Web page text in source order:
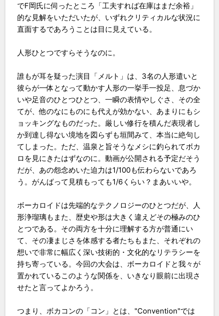
でF岡氏に伺ったところ「工夫すれば在庫はまだ余裕」
的な見解をいただいたが、いずれクリティカルな状況に
直面するであろうことは目に見えている。
人形ひとつですらそうなのに。
誰もが耳を疑った演目「メルト」は、3名の人形遣いと
彼らが一体となって動かす人形の一挙手一投足、息づか
いや足音のひとつひとつ、一瞬の表情やしぐさ、その全
てが、他のなにものにも代えが効かない、あまりにもシ
ョッキングなものだった。厳しい修行を積んだ表現者し
か到達し得ない境地を図らずも垣間みて、本当に絶句し
てしまった。ただ、温泉と旨そうなメシに釣られてボカ
ロを見にきたはずなのに。動画が公開される予定だそう
だが、あの怨念めいた迫力は1/100も伝わらないであろ
う。がんばって見積もっても1/6くらい？まあいいや。
ボーカロイドは先端的なテクノロジーのひとつだが、人
形浄瑠璃もまた、歴史や形は大きく違えどその極みのひ
とつである。その両方を十分に理解する方が普通にい
て、その凄まじさを体感する者たちもまた、それぞれの
想いで非常に幅広く深い技術的・文化的なリテラシーを
持ち寄っている。今回の大会は、ボーカロイドと我々が
置かれているこのような関係を、いきなり眼前に出現さ
せたと言ってよかろう。
つまり、ボカコンの「コン」とは、"Convention"では